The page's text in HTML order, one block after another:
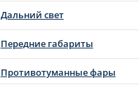
Дальний свет
Передние габариты
Противотуманные фары